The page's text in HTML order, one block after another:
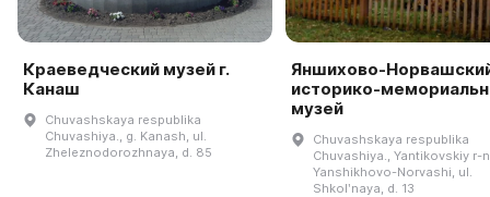
Краеведческий музей г.
Канаш
Chuvashskaya respublika
Chuvashiya., g. Kanash, ul.
Zheleznodorozhnaya, d. 85
Яншихово-
историко-
музей
Chuvashskaya respublika
Chuvashiya., Yantikovskiy r-
Yanshikhovo-Norvashi, ul.
Shkolʹnaya, d. 13